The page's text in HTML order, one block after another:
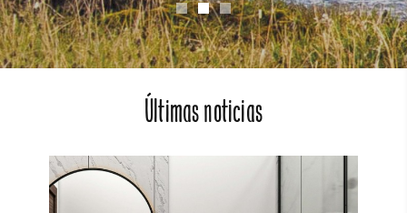
Últimas noticias